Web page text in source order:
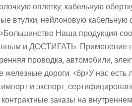
оплетку, кабельную
втулки, нейлоновую кабельную
Наша продукция
и ДОСТИГАТЬ. Применение
проводка, автомобили,
железные дороги. <бр>У нас есть
и экспорт,
контрактные заказы на